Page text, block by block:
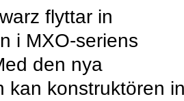
flyttar in
i MXO-seriens
den nya
kan konstruktören